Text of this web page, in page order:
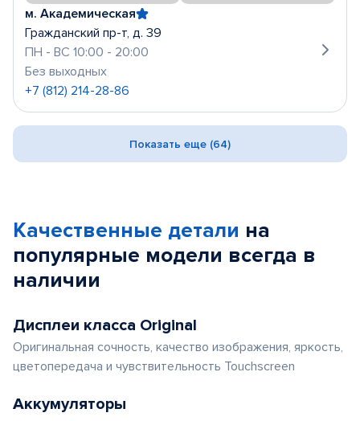
м. Академическая
Гражданский пр-т, д. 39
ПН - ВС 10:00 - 20:00
Без выходных
+7 (812) 214-28-86
Показать еще (64)
Качественные детали на
популярные модели всегда в
наличии
Дисплеи класса Original
Оригинальная сочность, качество изображения, яркость,
цветопередача и чувствительность Touchscreen
Аккумуляторы